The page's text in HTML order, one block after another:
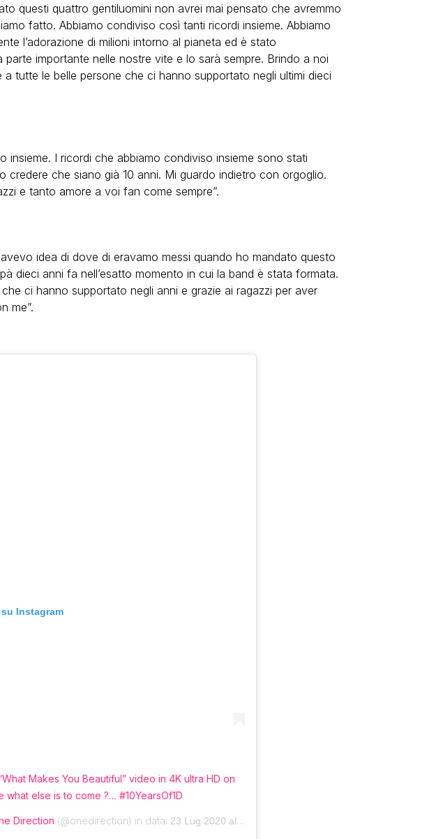
questi quattro gentiluomini non avrei mai pensato che avremmo
fatto. Abbiamo condiviso così tanti ricordi insieme. Abbiamo
l’adorazione di milioni intorno al pianeta ed è stato
parte importante nelle nostre vite e lo sarà sempre. Brindo a noi
a tutte le belle persone che ci hanno supportato negli ultimi dieci
insieme. I ricordi che abbiamo condiviso insieme sono stati
credere che siano già 10 anni. Mi guardo indietro con orgoglio.
e tanto amore a voi fan come sempre”.
idea di dove di eravamo messi quando ho mandato questo
dieci anni fa nell’esatto momento in cui la band è stata formata.
ci hanno supportato negli anni e grazie ai ragazzi per aver
me”.
Instagram
Makes You Beautiful” video in 4K ultra HD on
else is to come ?… #10YearsOf1D
Direction (@onedirection) in data: 23 Lug 2020 alle ore 11:16 PDT